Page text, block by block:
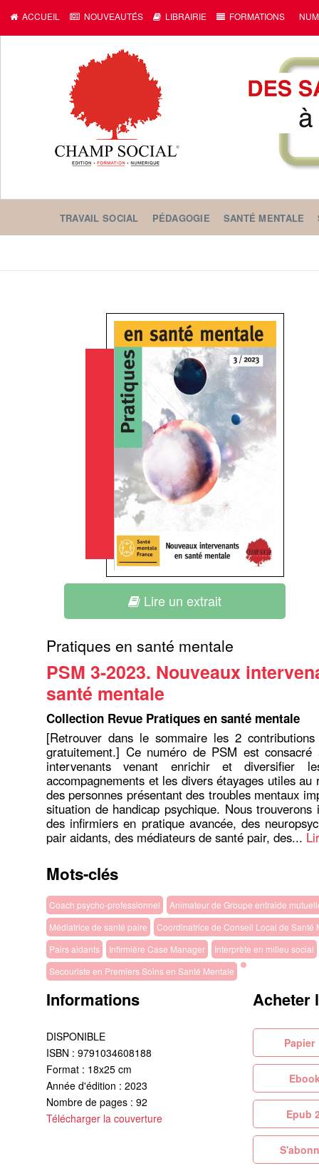
ACCUEIL NOUVEAUTÉS LIBRAIRIE FORMATIONS
TRAVAIL SOCIAL PÉDAGOGIE SANTÉ MENTALE
Lire un extrait
Pratiques en santé mentale
PSM 3-2023. Nouveaux
santé mentale
Collection Revue Pratiques en santé mentale
[Retrouver dans le sommaire les 2
gratuitement.] Ce numéro de PSM est consacré
intervenants venant enrichir et diversifier
accompagnements et les divers étayages utiles au
des personnes présentant des troubles mentaux
situation de handicap psychique. Nous
des infirmiers en pratique avancée, des
pair aidants, des médiateurs de santé pair, des...
Mots-clés
Coach psycho-professionnel
Animateur de Groupe entraide
Médiatrice de santé paire
Coordinatrice de Conseil Local de Santé
Pairs aidants
Infirmière Case Manager
Interprète en milieu social
Secouriste en Premiers Soins en Santé Mentale
Informations
DISPONIBLE
ISBN : 9791034608188
Format : 18x25 cm
Année d'édition : 2023
Nombre de pages : 92
Télécharger la couverture
Acheter